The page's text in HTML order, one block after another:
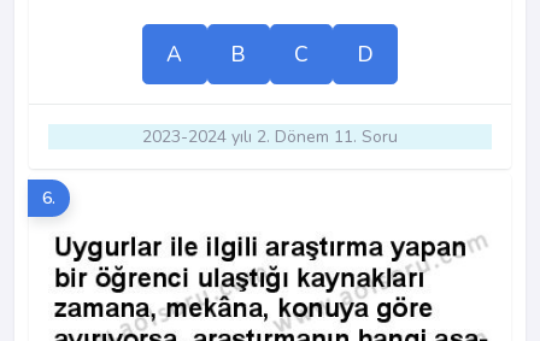
A B C D
2023-2024 yılı 2. Dönem 11. Soru
6.